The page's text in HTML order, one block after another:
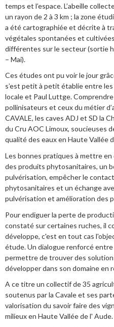
temps et l’espace. L’abeille
un rayon de 2 à 3 km ; la zone
a été cartographiée et décrite à
végétales spontanées et
différentes sur le secteur (sortie
– Mai).
Ces études ont pu voir le jour
s’est petit à petit établie entre
locale et Paul Luttge.
pollinisateurs et ceux du métier
CAVALE, les caves ADJ et SD la
du Cru AOC Limoux, soucieuses
qualité des eaux en Haute Vallée
Les bonnes pratiques à mettre
des produits phytosanitaires, un
pulvérisation, empêcher le
phytosanitaires et un échange
pulvérisation et amélioration des
Pour endiguer la perte de
constaté sur certaines ruches, il
développe, c'est en tout cas
étude. Un dialogue renforcé
permettre de trouver des
développer dans son domaine en
A ce titre un collectif de 35
soutenus par la Cavale et ses
valorisation du savoir faire des
milieux en Haute Vallée de l' Aude.